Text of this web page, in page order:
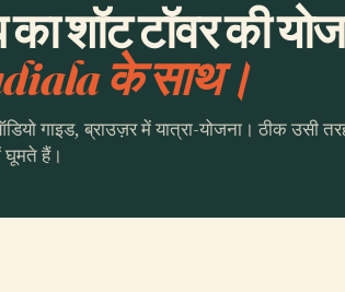
शॉट टॉवर की
के साथ।
गाइड, ब्राउज़र में यात्रा-योजना। ठीक उसी
हैं।